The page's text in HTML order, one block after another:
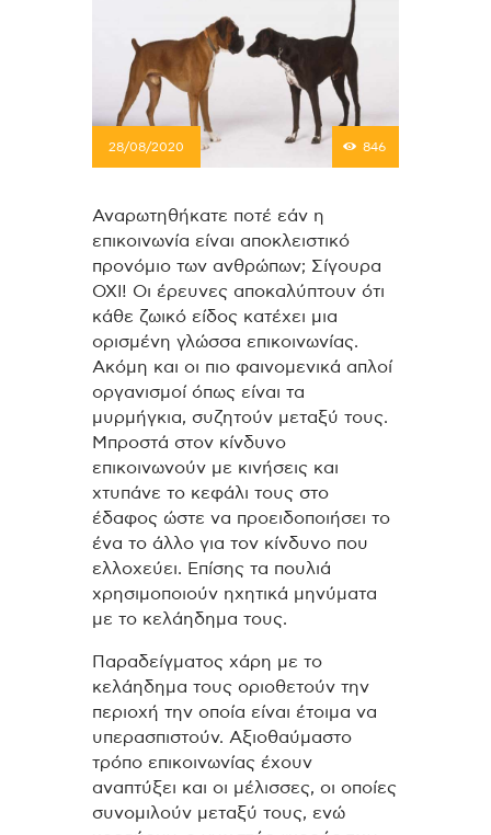
28/08/2020 846
Αναρωτηθήκατε ποτέ εάν η
επικοινωνία είναι αποκλειστικό
προνόμιο των ανθρώπων; Σίγουρα
ΟΧΙ! Οι έρευνες αποκαλύπτουν ότι
κάθε ζωικό είδος κατέχει μια
ορισμένη γλώσσα επικοινωνίας.
Ακόμη και οι πιο φαινομενικά απλοί
οργανισμοί όπως είναι τα
μυρμήγκια, συζητούν μεταξύ τους.
Μπροστά στον κίνδυνο
επικοινωνούν με κινήσεις και
χτυπάνε το κεφάλι τους στο
έδαφος ώστε να προειδοποιήσει το
ένα το άλλο για τον κίνδυνο που
ελλοχεύει. Επίσης τα πουλιά
χρησιμοποιούν ηχητικά μηνύματα
με το κελάηδημα τους.
Παραδείγματος χάρη με το
κελάηδημα τους οριοθετούν την
περιοχή την οποία είναι έτοιμα να
υπερασπιστούν. Αξιοθαύμαστο
τρόπο επικοινωνίας έχουν
αναπτύξει και οι μέλισσες, οι οποίες
συνομιλούν μεταξύ τους, ενώ